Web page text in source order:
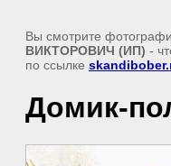
Вы смотрите
ВИКТОРОВИЧ (ИП) -
по ссылке
Домик-